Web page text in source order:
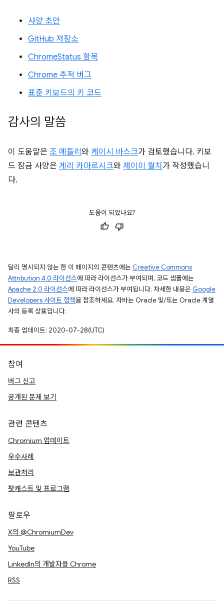
사양 초안
GitHub 저장소
ChromeStatus 항목
Chrome 추적 버그
표준 키보드의 키 코드
감사의 말씀
이 도움말은 조 메들리 와 케이시 바스크가 검토했습니다. 키보
드 잠금 사양은 게리 카마르시크와 제이미 월치 가 작성했습니
다.
도움이 되었나요?
달리 명시되지 않는 한 이 페이지의 콘텐츠에는 Creative Commons
Attribution 4.0 라이선스에 따라 라이선스가 부여되며, 코드 샘플에는
Apache 2.0 라이선스에 따라 라이선스가 부여됩니다. 자세한 내용은 Google
Developers 사이트 정책을 참조하세요. 자바는 Oracle 및/또는 Oracle 계열
사의 등록 상표입니다.
최종 업데이트: 2020-07-28(UTC)
참여
버그 신고
공개된 문제 보기
관련 콘텐츠
Chromium 업데이트
우수사례
보관처리
팟캐스트 및 프로그램
팔로우
X의 @ChromiumDev
YouTube
LinkedIn의 개발자용 Chrome
RSS